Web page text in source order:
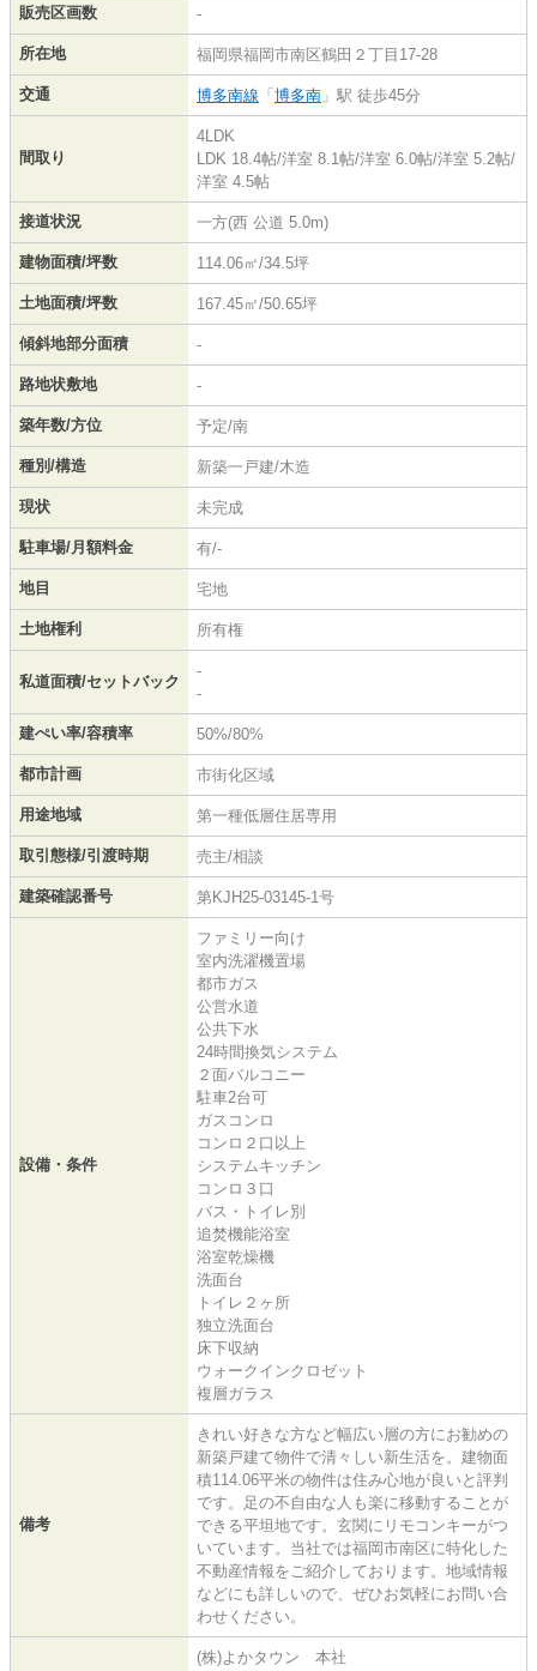
販売区画数 -
所在地 福岡県福岡市南区鶴田２丁目17-28
交通 博多南線 「 博多南 」駅 徒歩45分
間取り
4LDK
LDK 18.4帖/洋室 8.1帖/洋室 6.0帖/洋室 5.2帖/
洋室 4.5帖
接道状況 一方(西 公道 5.0m)
建物面積/坪数 114.06㎡/34.5坪
土地面積/坪数 167.45㎡/50.65坪
傾斜地部分面積 -
路地状敷地 -
築年数/方位 予定/南
種別/構造 新築一戸建/木造
現状 未完成
駐車場/月額料金 有/-
地目 宅地
土地権利 所有権
私道面積/セットバック
-
-
建ぺい率/容積率 50%/80%
都市計画 市街化区域
用途地域 第一種低層住居専用
取引態様/引渡時期 売主/相談
建築確認番号 第KJH25-03145-1号
設備・条件
ファミリー向け
室内洗濯機置場
都市ガス
公営水道
公共下水
24時間換気システム
２面バルコニー
駐車2台可
ガスコンロ
コンロ２口以上
システムキッチン
コンロ３口
バス・トイレ別
追焚機能浴室
浴室乾燥機
洗面台
トイレ２ヶ所
独立洗面台
床下収納
ウォークインクロゼット
複層ガラス
備考
きれい好きな方など幅広い層の方にお勧めの
新築戸建て物件で清々しい新生活を。建物面
積114.06平米の物件は住み心地が良いと評判
です。足の不自由な人も楽に移動することが
できる平坦地です。玄関にリモコンキーがつ
いています。当社では福岡市南区に特化した
不動産情報をご紹介しております。地域情報
などにも詳しいので、ぜひお気軽にお問い合
わせください。
(株)よかタウン 本社